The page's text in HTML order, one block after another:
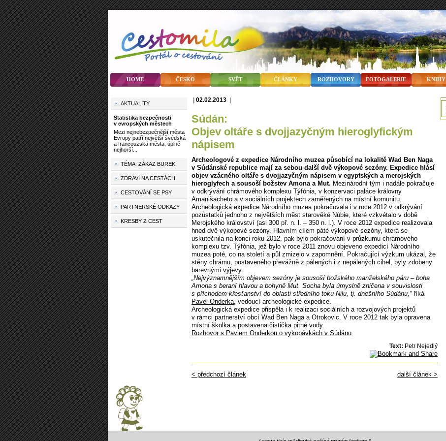
HOME ČESKO SVĚT ČLÁNKY ROZHOVORY FOTOGALERIE KNIHY
| 02.02.2013 |
Súdán:
Objev oltáře s dvojjazyčným hieroglyfickým
nápisem
Archeologové z expedice Národního muzea působící na lokalitě Wad Ben Naga
v Súdánské republice mají za sebou další dvě výkopové sezóny. Expedice hlásí
objev vzácného oltáře s dvojjazyčným nápisem v egyptských a merojských
hieroglyfech a sousoší božstev Amona a Mut. Mezinárodní tým i nadále pokračuje
v odkrývání chrámového komplexu Týfónia, v konzervaci paláce královny
Amanišacheto a v sociálních projektech zaměřených na místní komunitu.
Archeologická expedice Národního muzea pokračovala i v roce 2012 v odkrývání
pozůstatků jednoho z největších měst starověké Núbie, které vzkvétalo v době
Merojského království (asi 300 př. n. l. – 350 n. l.). V roce 2012 expedice realizovala
hned dvě výkopové sezóny. Hlavním cílem páté výkopové sezóny, která se
uskutečnila na konci roku 2012, pak bylo pokračování v průzkumu chrámového
komplexu tzv. Týfónia, jež bylo v roce 2011 znovu objeveno expedicí Národního
muzea poté, co na století a půl zmizelo v zapomnění. Pokračující výzkum ukázal, že
stěny chrámu, postaveného převážně z pálených i z nepálených cihel, byly zdobeny
barevnými výjevy.
„Nejvýznamnějším objevem sezóny je sousoší božského manželského páru – boha
Amona s beraní hlavou a bohyně Mut. Socha byla úmyslně zničena v souvislosti
s příchodem křesťanství do oblasti středního toku Nilu, tj. dnešního Súdánu,“říká
Pavel Onderka, vedoucí archeologické expedice.
Archeologická expedice přispěla i k realizaci sociálních a rozvojových projektů
v rámci partnerství obcí Wad Ben Naga a Otrokovic. V roce 2012 tak byla opravena
místní školka a postavena čistička pitné vody.
Rozhovor s Pavlem Onderkou o vykopávkách v Súdánu
Text: Petr Nejedlý
< předchozí článek další článek >
AKTUALITY
Statistika bezpečnosti
v evropských městech
Mezi nejnebezpečnější města
Evropy patří největší švédská
a francouzská města, úplně
nejhorší...
TÉMA: ZÁKAZ BUREK
ZDRAVÍ NA CESTÁCH
CESTOVÁNÍ SE PSY
PARTNERSKÉ ODKAZY
KRESBY Z CEST